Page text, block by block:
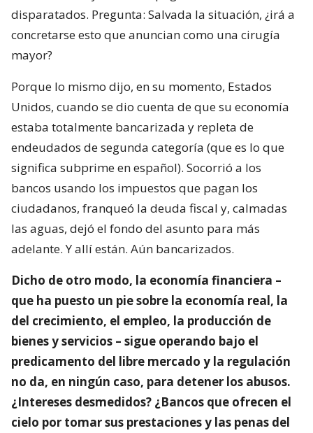
disparatados. Pregunta: Salvada la situación, ¿irá a
concretarse esto que anuncian como una cirugía
mayor?
Porque lo mismo dijo, en su momento, Estados
Unidos, cuando se dio cuenta de que su economía
estaba totalmente bancarizada y repleta de
endeudados de segunda categoría (que es lo que
significa subprime en español). Socorrió a los
bancos usando los impuestos que pagan los
ciudadanos, franqueó la deuda fiscal y, calmadas
las aguas, dejó el fondo del asunto para más
adelante. Y allí están. Aún bancarizados.
Dicho de otro modo, la economía financiera –
que ha puesto un pie sobre la economía real, la
del crecimiento, el empleo, la producción de
bienes y servicios – sigue operando bajo el
predicamento del libre mercado y la regulación
no da, en ningún caso, para detener los abusos.
¿Intereses desmedidos? ¿Bancos que ofrecen el
cielo por tomar sus prestaciones y las penas del